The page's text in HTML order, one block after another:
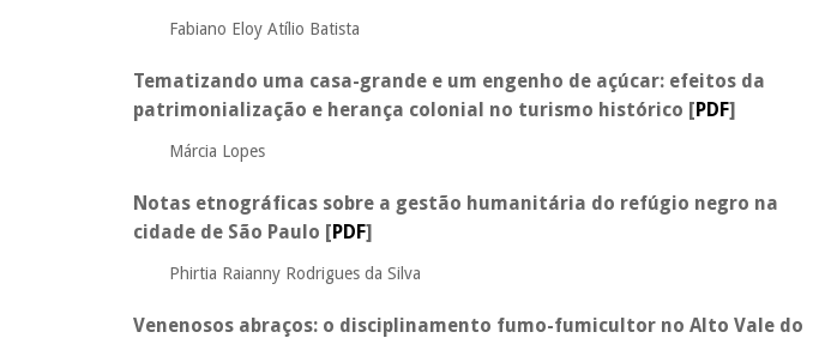
Fabiano Eloy Atílio Batista
Tematizando uma casa-grande e um engenho de açúcar: efeitos da
patrimonialização e herança colonial no turismo histórico [PDF]
Márcia Lopes
Notas etnográficas sobre a gestão humanitária do refúgio negro na
cidade de São Paulo [PDF]
Phirtia Raianny Rodrigues da Silva
Venenosos abraços: o disciplinamento fumo-fumicultor no Alto Vale do